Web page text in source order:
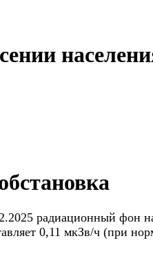
радиационный фон
0,11 мкЗв/ч (при